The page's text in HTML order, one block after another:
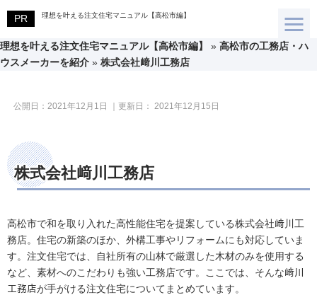
理想を叶える注文住宅マニュアル【高松市編】
理想を叶える注文住宅マニュアル【高松市編】 » 高松市の工務店・ハ
ウスメーカーを紹介 » 株式会社﨑川工務店
公開日： 2021年12月1日 ｜更新日： 2021年12月15日
株式会社﨑川工務店
高松市で和を取り入れた高性能住宅を提案している株式会社﨑川工
務店。住宅の新築のほか、外構工事やリフォームにも対応していま
す。注文住宅では、自社所有の山林で厳選した木材のみを使用する
など、素材へのこだわりも強い工務店です。ここでは、そんな﨑川
工務店が手がける注文住宅についてまとめています。